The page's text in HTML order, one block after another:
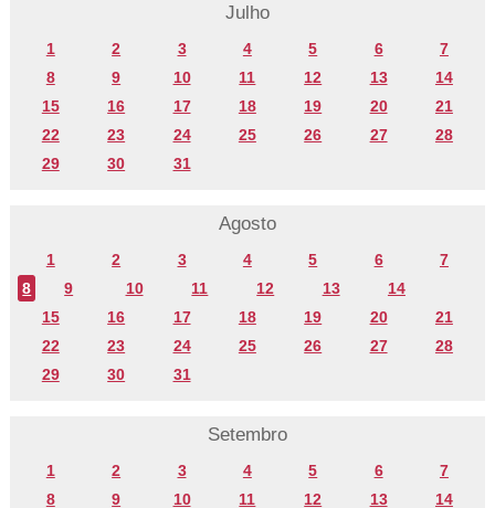
Julho
1 2 3 4 5 6
7
8
9 10 11 12 13
14
15
16 17 18 19 20
21
22
23 24 25 26 27
28
29
30 31
Agosto
1 2 3 4 5 6
7
8
9 10 11 12 13
14
15
16 17 18 19 20
21
22
23 24 25 26 27
28
29
30 31
Setembro
1 2 3 4 5 6
7
8
9 10 11 12 13 14